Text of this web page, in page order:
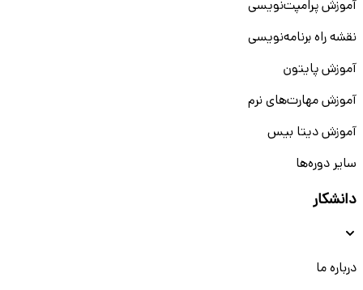
آموزش پرامپت‌نویسی
نقشه راه برنامه‌نویسی
آموزش پایتون
آموزش مهارت‌های نرم
آموزش دیتا بیس
سایر دوره‌ها
دانشکار
درباره ما